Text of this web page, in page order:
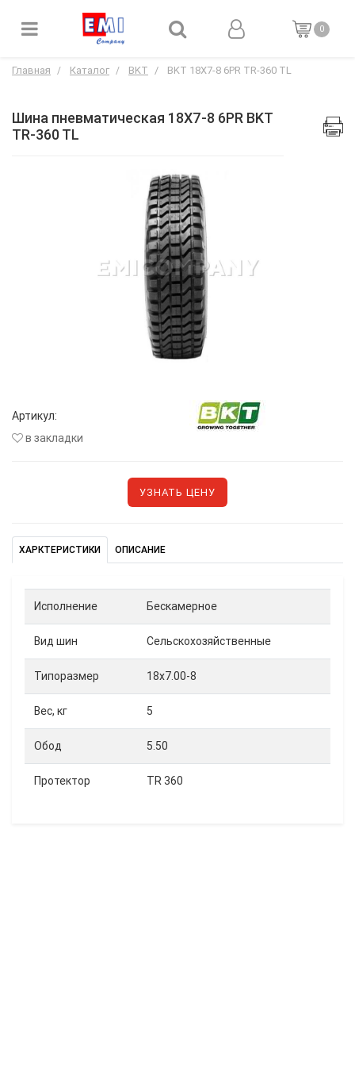
0
Главная Каталог BKT BKT 18X7-8 6PR TR-360 TL
Шина пневматическая 18X7-8 6PR BKT
TR-360 TL
Артикул:
в закладки
УЗНАТЬ ЦЕНУ
ХАРКТЕРИСТИКИ ОПИСАНИЕ
Исполнение Бескамерное
Вид шин Сельскохозяйственные
Типоразмер 18x7.00-8
Вес, кг 5
Обод 5.50
Протектор TR 360